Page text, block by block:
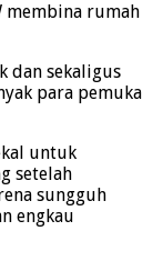
membina rumah
dan sekaligus
para pemuka
untuk
setelah
sungguh
engkau